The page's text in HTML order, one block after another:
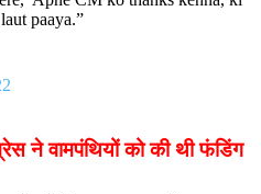
paaya.”
ने वामपंथियों को की थी फंडिंग